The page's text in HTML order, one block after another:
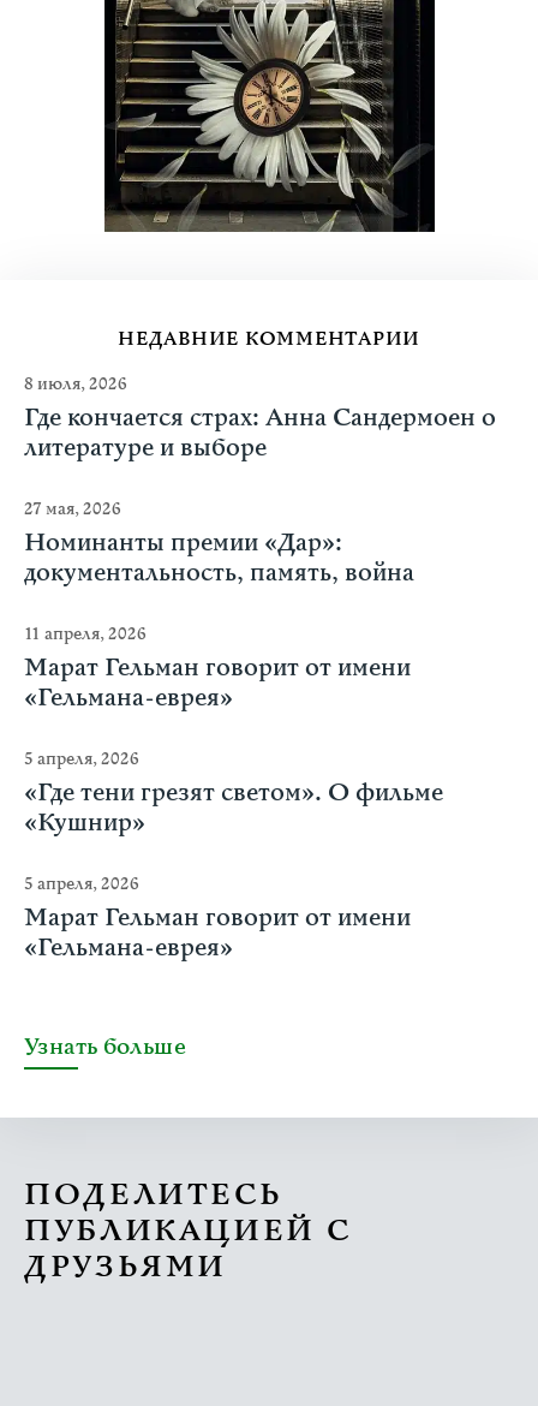
НЕДАВНИЕ КОММЕНТАРИИ
8 июля, 2026
Где кончается страх: Анна Сандермоен о
литературе и выборе
27 мая, 2026
Номинанты премии «Дар»:
документальность, память, война
11 апреля, 2026
Марат Гельман говорит от имени
«Гельмана-еврея»
5 апреля, 2026
«Где тени грезят светом». О фильме
«Кушнир»
5 апреля, 2026
Марат Гельман говорит от имени
«Гельмана-еврея»
Узнать больше
ПОДЕЛИТЕСЬ
ПУБЛИКАЦИЕЙ С
ДРУЗЬЯМИ